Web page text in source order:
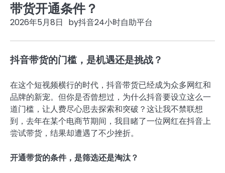
带货开通条件？
2026年5月8日 by抖音24小时自助平台
抖音带货的门槛，是机遇还是挑战？
在这个短视频横行的时代，抖音带货已经成为众多网红和
品牌的新宠。但你是否曾想过，为什么抖音要设立这么一
道门槛，让人费尽心思去探索和突破？这让我不禁联想
到，去年在某个电商节期间，我目睹了一位网红在抖音上
尝试带货，结果却遭遇了不少挫折。
开通带货的条件，是筛选还是淘汰？